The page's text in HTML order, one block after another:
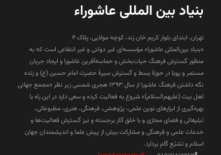
بنیاد بین المللی عاشوراء
تهران، ابتدای بلوار کریم خان زند، کوچه مولایی، پلاک 4
«بنیاد بین‌المللی عاشورا» مؤسسه‌ای غیر دولتی و غیر انتفاعی است که به
منظور گسترش فرهنگ حیات‌بخش و حماسه‌آفرین عاشورا و ایجاد جریان
مستمر و پویا در حوزۀ بسط و گسترش سیرۀ حضرت امام حسین (ع) و زنده
نگه داشتن فرهنگ عاشورا از سال ۱۳۹۳ هجری شمسی زیر نظر «مجمع جهانی
اهل بیت (علیهم‌السلام)» شروع به فعالیت کرده و سعی دارد در این راه با
بهره‌گیری از ابزارهای نوین علمی، پژوهشی، فرهنگی، هنری، مطبوعاتی،
تبلیغاتی و فضای مجازی و با خلق آثار برجسته و نیز گسترش فعالیت‌ها و
خدمات علمی و فرهنگی و مشارکت بیش از پیش علما و اندیشمندان جهان
اسلام و تشیّع گام بردارد.